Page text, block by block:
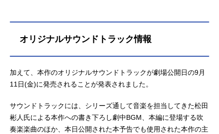
オリジナルサウンドトラック情報
加えて、本作のオリジナルサウンドトラックが劇場公開日の9月
11日(金)に発売されることが発表されました。
サウンドトラックには、シリーズ通して音楽を担当してきた松田
彬人氏による本作への書き下ろし劇中BGM、本編に登場する吹
奏楽楽曲のほか、本日公開された本予告でも使用された本作の主